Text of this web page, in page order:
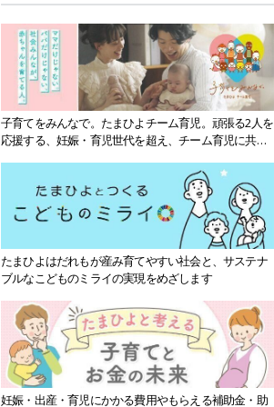
子育てをみんなで。たまひよチーム育児。頑張る2人を
応援する、妊娠・育児世代を超え、チーム育児に共感
たまひよはだれもが産み育てやすい社会と、サステナ
ブルなこどものミライの実現をめざします
妊娠・出産・育児にかかる費用やもらえる補助金・助